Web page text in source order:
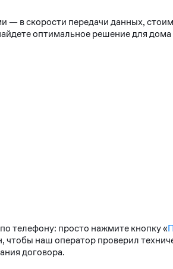
в скорости передачи данных,
оптимальное решение для
телефону: просто нажмите кнопку «
чтобы наш оператор проверил
договора.